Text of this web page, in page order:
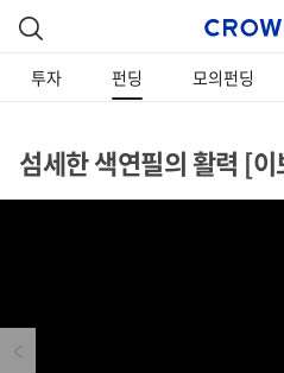
투자 펀딩 모의펀딩
섬세한 색연필의 활력 [
Previous